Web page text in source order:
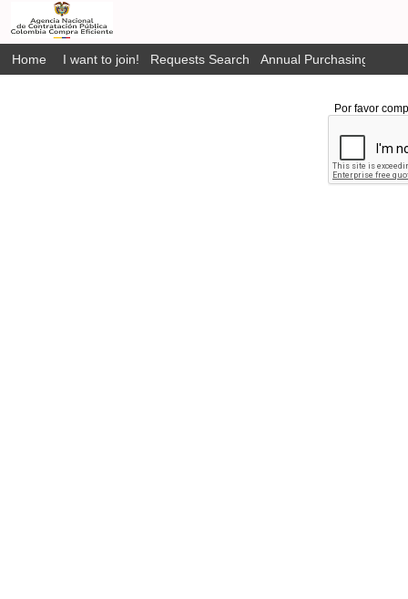
Home I want to join! Requests Search Annual Purchasing Plan
Por favor